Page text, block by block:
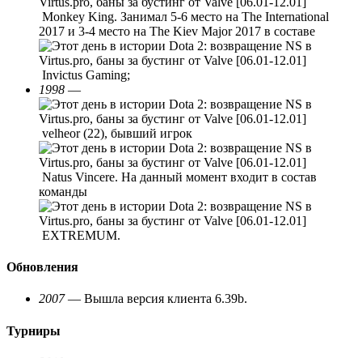
Monkey King. Занимал 5-6 место на The International
2017 и 3-4 место на The Kiev Major 2017 в составе
Invictus Gaming;
1998 —
velheor (22), бывший игрок
Natus Vincere. На данный момент входит в состав
команды
EXTREMUM.
Обновления
2007— Вышла версия клиента 6.39b.
Турниры